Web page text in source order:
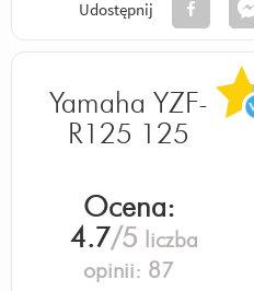
Udostępnij
Yamaha YZF-
R125 125
Ocena:
4.7/5 liczba
opinii: 87